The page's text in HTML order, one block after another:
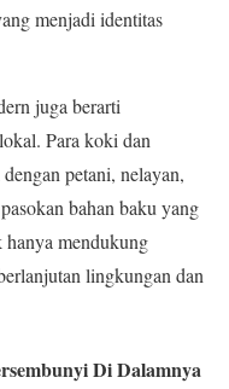
menjadi identitas
juga berarti
Para koki dan
petani, nelayan,
bahan baku yang
mendukung
lingkungan dan
Di Dalamnya